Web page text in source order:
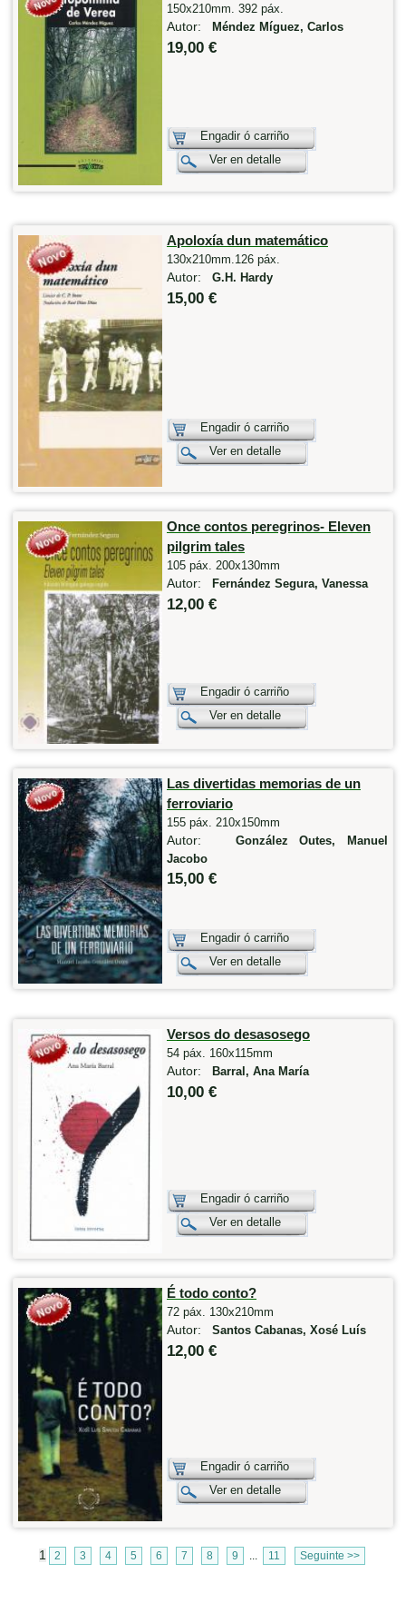
150x210mm. 392 páx.
Autor: Méndez Míguez, Carlos
19,00 €
Engadir ó carriño
Ver en detalle
Apoloxía dun matemático
130x210mm.126 páx.
Autor: G.H. Hardy
15,00 €
Engadir ó carriño
Ver en detalle
Once contos peregrinos- Eleven
pilgrim tales
105 páx. 200x130mm
Autor: Fernández Segura, Vanessa
12,00 €
Engadir ó carriño
Ver en detalle
Las divertidas memorias de un
ferroviario
155 páx. 210x150mm
Autor: González Outes, Manuel
Jacobo
15,00 €
Engadir ó carriño
Ver en detalle
Versos do desasosego
54 páx. 160x115mm
Autor: Barral, Ana María
10,00 €
Engadir ó carriño
Ver en detalle
É todo conto?
72 páx. 130x210mm
Autor: Santos Cabanas, Xosé Luís
12,00 €
Engadir ó carriño
Ver en detalle
1 2 3 4 5 6 7 8 9 11 Seguinte >>